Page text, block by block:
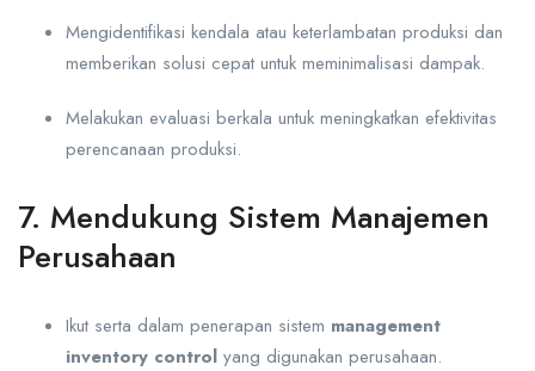
Mengidentifikasi kendala atau keterlambatan produksi dan
memberikan solusi cepat untuk meminimalisasi dampak.
Melakukan evaluasi berkala untuk meningkatkan efektivitas
perencanaan produksi.
7. Mendukung Sistem Manajemen
Perusahaan
Ikut serta dalam penerapan sistem management
inventory control yang digunakan perusahaan.